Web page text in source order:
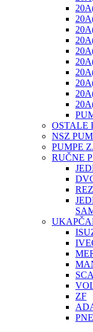
OSTALE
NSZ
PUMPE
RUČNE
ZF